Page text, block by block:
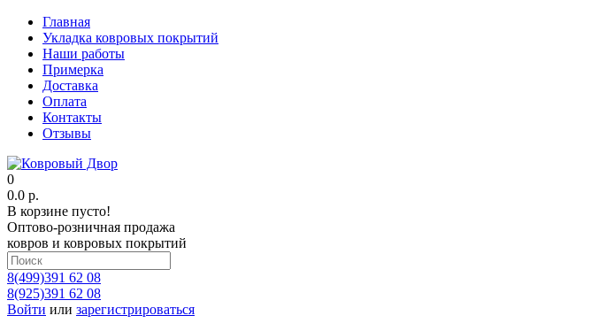
Главная
Укладка ковровых покрытий
Наши работы
Примерка
Доставка
Оплата
Контакты
Отзывы
0
0.0 р.
В корзине пусто!
Оптово-розничная продажа
ковров и ковровых покрытий
8(499)391 62 08
8(925)391 62 08
Войти или зарегистрироваться